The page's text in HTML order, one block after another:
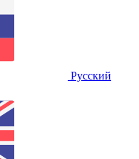
Русский